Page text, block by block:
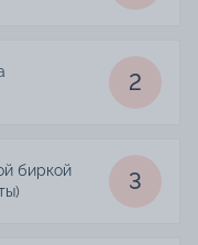
2
биркой
3